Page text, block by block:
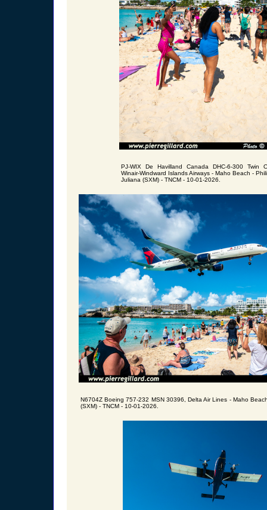
PJ-WIX De Havilland Canada DHC-6-300 Twin
Winair-Windward Islands Airways - Maho Beach -
Juliana (SXM) - TNCM - 10-01-2026.
N6704Z Boeing 757-232 MSN 30396, Delta Air Lines - Maho
(SXM) - TNCM - 10-01-2026.